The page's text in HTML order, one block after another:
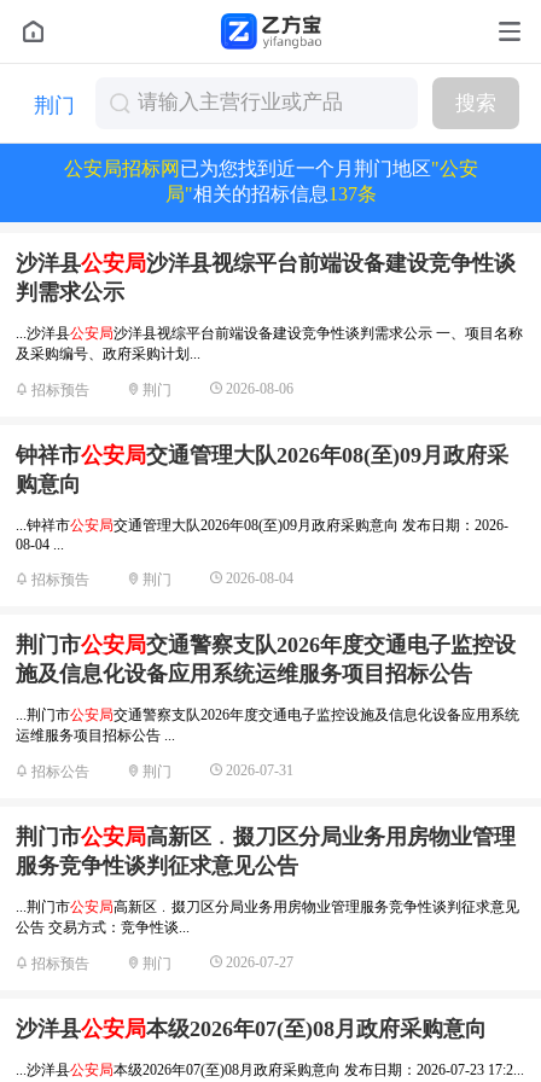
荆门 搜索
公安局招标网 已为您找到近一个月荆门地区"公安
局"相关的招标信息137条
沙洋县公安局沙洋县视综平台前端设备建设竞争性谈
判需求公示
...沙洋县公安局沙洋县视综平台前端设备建设竞争性谈判需求公示 一、项目名称
及采购编号、政府采购计划...
招标预告 荆门 2026-08-06
钟祥市公安局交通管理大队2026年08(至)09月政府采
购意向
...钟祥市公安局交通管理大队2026年08(至)09月政府采购意向 发布日期：2026-
08-04 ...
招标预告 荆门 2026-08-04
荆门市公安局交通警察支队2026年度交通电子监控设
施及信息化设备应用系统运维服务项目招标公告
...荆门市公安局交通警察支队2026年度交通电子监控设施及信息化设备应用系统
运维服务项目招标公告 ...
招标公告 荆门 2026-07-31
荆门市公安局高新区﹒掇刀区分局业务用房物业管理
服务竞争性谈判征求意见公告
...荆门市公安局高新区﹒掇刀区分局业务用房物业管理服务竞争性谈判征求意见
公告 交易方式：竞争性谈...
招标预告 荆门 2026-07-27
沙洋县公安局本级2026年07(至)08月政府采购意向
...沙洋县公安局本级2026年07(至)08月政府采购意向 发布日期：2026-07-23 17:2...